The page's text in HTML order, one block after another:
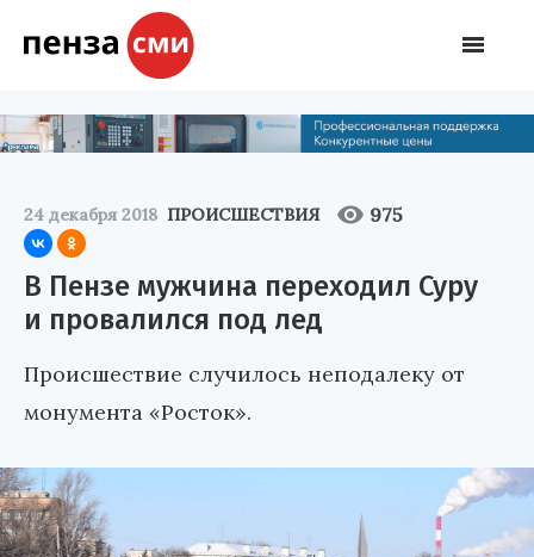
24 декабря 2018 ПРОИСШЕСТВИЯ 975
В Пензе мужчина переходил Суру
и провалился под лед
Происшествие случилось неподалеку от
монумента «Росток».